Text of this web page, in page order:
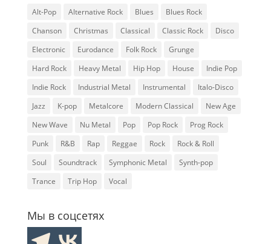
Alt-Pop Alternative Rock Blues
Blues Rock
Chanson
Christmas Classical Classic Rock
Disco
Electronic
Eurodance Folk Rock
Grunge
Hard Rock
Heavy Metal Hip Hop House
Indie Pop
Indie Rock
Industrial Metal Instrumental
Italo-Disco
Jazz
K-pop Metalcore Modern Classical
New Age
New Wave
Nu Metal Pop Pop Rock
Prog Rock
Punk
R&B Rap Reggae Rock
Rock & Roll
Soul
Soundtrack Symphonic Metal
Synth-pop
Trance
Trip Hop Vocal
Мы в соцсетях